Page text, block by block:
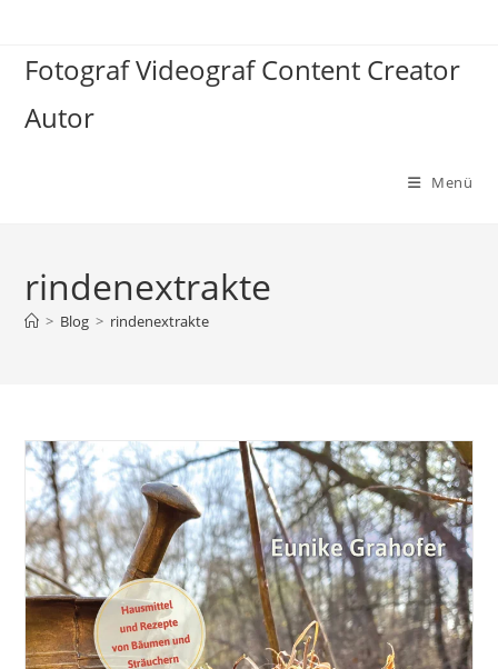
springen
Fotograf Videograf Content Creator
Autor
Menü
rindenextrakte
> Blog > rindenextrakte